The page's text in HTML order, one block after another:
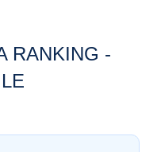
RANKING -